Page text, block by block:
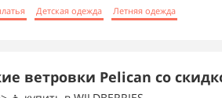
Детская одежда Летняя одежда
ветровки Pelican со